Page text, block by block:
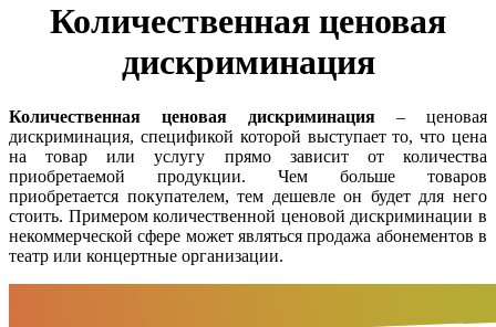
Количественная ценовая
дискриминация
Количественная ценовая дискриминация – ценовая
дискриминация, спецификой которой выступает то, что цена
на товар или услугу прямо зависит от количества
приобретаемой продукции. Чем больше товаров
приобретается покупателем, тем дешевле он будет для него
стоить. Примером количественной ценовой дискриминации в
некоммерческой сфере может являться продажа абонементов в
театр или концертные организации.